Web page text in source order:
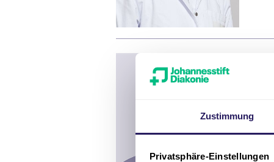
Zustimmung
Privatsphäre-Einstellungen